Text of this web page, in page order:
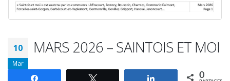
10
Mar
MARS 2026 – SAINTOIS ET MOI
Partagez 0